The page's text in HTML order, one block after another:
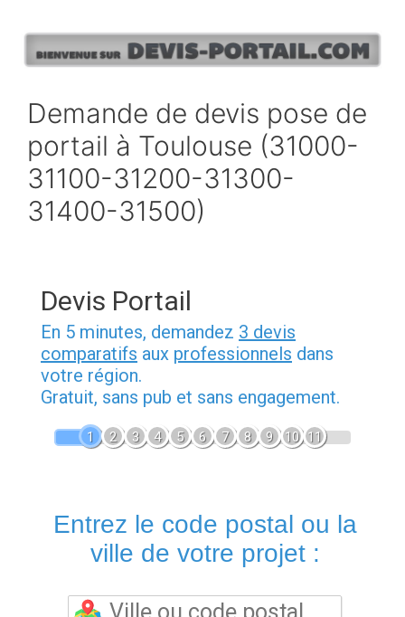
contenu
Demande de devis pose de
portail à Toulouse (31000-
31100-31200-31300-
31400-31500)
Devis Portail
En 5 minutes, demandez 3 devis
comparatifs aux professionnels dans
votre région.
Gratuit, sans pub et sans engagement.
1 2 3 4 5 6 7 8 9 10 11
Entrez le code postal ou la
ville de votre projet :